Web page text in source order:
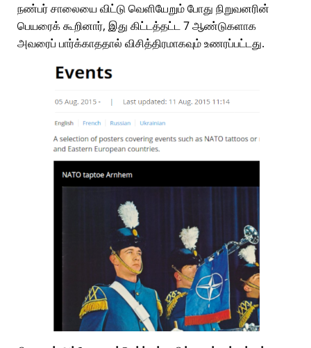
நண்பர் சாலையை விட்டு வெளியேறும் போது நிறுவனரின்
பெயரைக் கூறினார், இது கிட்டத்தட்ட 7 ஆண்டுகளாக
அவரைப் பார்க்காததால் விசித்திரமாகவும் உணரப்பட்டது.